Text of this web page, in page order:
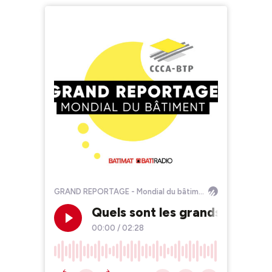
GRAND REPORTAGE - Mondial du bâtiment
Quels sont les grands
00:00 / 02:28